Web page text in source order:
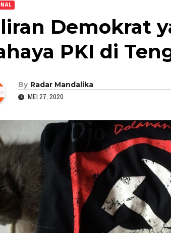
Demokrat
PKI di
By Radar Mandalika
MEI 27, 2020